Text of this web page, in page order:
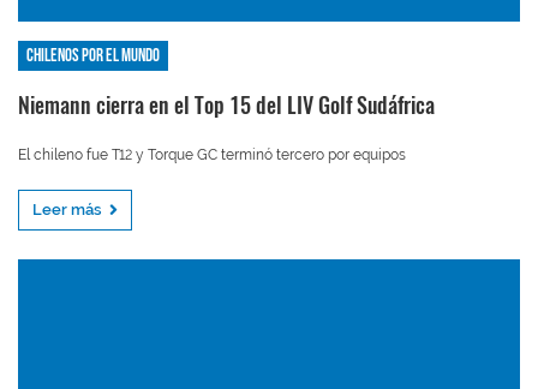
Chilenos por el mundo
Niemann cierra en el Top 15 del LIV Golf Sudáfrica
El chileno fue T12 y Torque GC terminó tercero por equipos
Leer más